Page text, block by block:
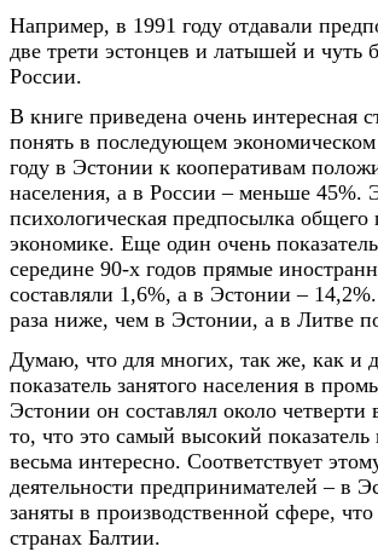
Например, в 1991 году отдавали
две трети эстонцев и латышей и чуть
России.
В книге приведена очень интересная
понять в последующем
году в Эстонии к кооперативам
населения, а в России – меньше 45%.
психологическая предпосылка
экономике. Еще один очень
середине 90-х годов прямые
составляли 1,6%, а в Эстонии –
раза ниже, чем в Эстонии, а в Литве
Думаю, что для многих, так же, как и
показатель занятого населения в
Эстонии он составлял около
то, что это самый высокий
весьма интересно. Соответствует
деятельности предпринимателей – в
заняты в производственной сфере,
странах Балтии.